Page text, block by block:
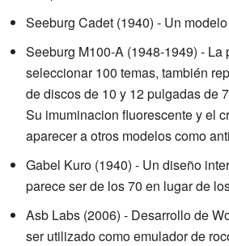
Seeburg Cadet (1940) - Un
Seeburg M100-A (1948-1949) - La
seleccionar 100 temas, también
de discos de 10 y 12 pulgadas de
Su imuminacion fluorescente y el
aparecer a otros modelos como
Gabel Kuro (1940) - Un diseño
parece ser de los 70 en lugar de
Asb Labs (2006) - Desarrollo de
ser utilizado como emulador de